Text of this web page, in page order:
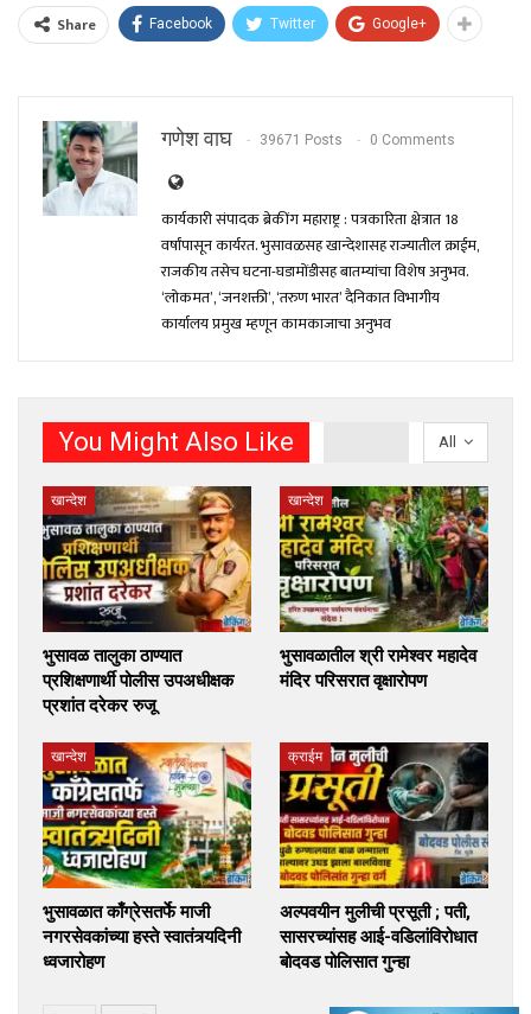
Share Facebook Twitter Google+
गणेश वाघ 39671 Posts 0 Comments
कार्यकारी संपादक ब्रेकींग महाराष्ट्र : पत्रकारिता क्षेत्रात 18
वर्षांपासून कार्यरत. भुसावळसह खान्देशासह राज्यातील क्राईम,
राजकीय तसेच घटना-घडामोंडीसह बातम्यांचा विशेष अनुभव.
‘लोकमत’, ‘जनशक्ती’, ‘तरुण भारत’ दैनिकात विभागीय
कार्यालय प्रमुख म्हणून कामकाजाचा अनुभव
All
You Might Also Like
खान्देश
भुसावळ तालुका ठाण्यात
प्रशिक्षणार्थी पोलीस उपअधीक्षक
प्रशांत दरेकर रुजू
खान्देश
भुसावळातील श्री रामेश्वर महादेव
मंदिर परिसरात वृक्षारोपण
खान्देश
भुसावळात काँग्रेसतर्फे माजी
नगरसेवकांच्या हस्ते स्वातंत्र्यदिनी
ध्वजारोहण
क्राईम
अल्पवयीन मुलीची प्रसूती ; पती,
सासरच्यांसह आई-वडिलांविरोधात
बोदवड पोलिसात गुन्हा